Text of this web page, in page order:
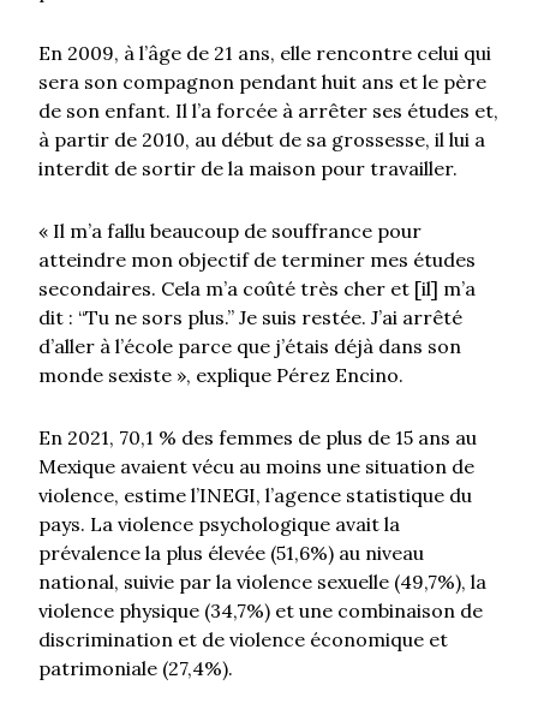
En 2009, à l’âge de 21 ans, elle rencontre celui qui
sera son compagnon pendant huit ans et le père
de son enfant. Il l’a forcée à arrêter ses études et,
à partir de 2010, au début de sa grossesse, il lui a
interdit de sortir de la maison pour travailler.
« Il m’a fallu beaucoup de souffrance pour
atteindre mon objectif de terminer mes études
secondaires. Cela m’a coûté très cher et [il] m’a
dit : “Tu ne sors plus.” Je suis restée. J’ai arrêté
d’aller à l’école parce que j’étais déjà dans son
monde sexiste », explique Pérez Encino.
En 2021, 70,1 % des femmes de plus de 15 ans au
Mexique avaient vécu au moins une situation de
violence, estime l’INEGI, l’agence statistique du
pays. La violence psychologique avait la
prévalence la plus élevée (51,6%) au niveau
national, suivie par la violence sexuelle (49,7%), la
violence physique (34,7%) et une combinaison de
discrimination et de violence économique et
patrimoniale (27,4%).